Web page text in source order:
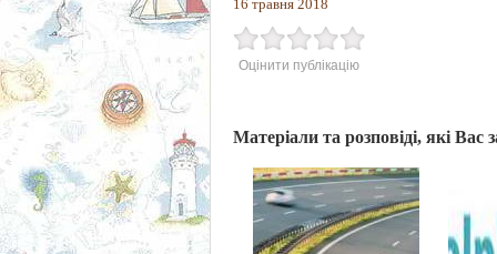
16 травня 2018
Оцінити публікацію
Матеріали та розповіді, які Вас